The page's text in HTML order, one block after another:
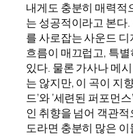
내게도 충분히 매력적
는 성공적이라고 본다
를 사로잡는 사운드
흐름이 매끄럽고, 특
있다. 물론 가사나 메
는 않지만, 이 곡이 지
드’와 ‘세련된 퍼포먼
인 취향을 넘어 객관
도라면 충분히 많은